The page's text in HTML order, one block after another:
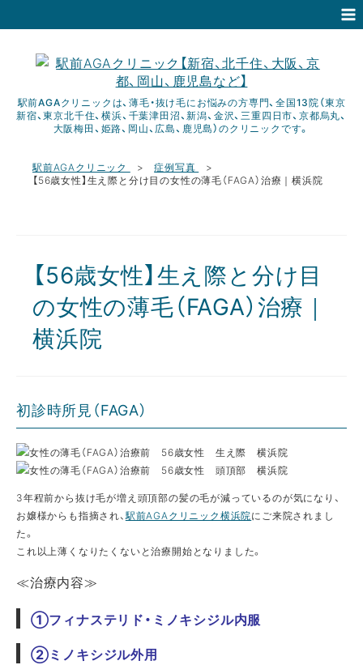
駅前AGAクリニックは、薄毛・抜け毛にお悩みの方専門、全国13院（東京
新宿、東京北千住、横浜、千葉津田沼、新潟、金沢、三重四日市、京都烏丸、
大阪梅田、姫路、岡山、広島、鹿児島）のクリニックです。
駅前AGAクリニック
症例写真
【56歳女性】生え際と分け目の女性の薄毛（FAGA）治療｜横浜院
【56歳女性】生え際と分け目
の女性の薄毛（FAGA）治療｜
横浜院
初診時所見（FAGA）
3年程前から抜け毛が増え頭頂部の髪の毛が減っているのが気になり、
お嬢様からも指摘され、駅前AGAクリニック横浜院にご来院されまし
た。
これ以上薄くなりたくないと治療開始となりました。
≪治療内容≫
①フィナステリド・ミノキシジル内服
②ミノキシジル外用